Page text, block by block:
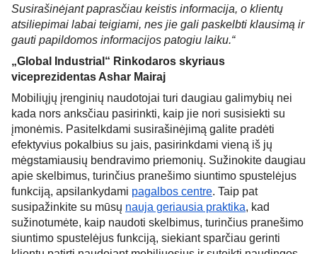
Susirašinėjant paprasčiau keistis informacija, o klientų
atsiliepimai labai teigiami, nes jie gali paskelbti klausimą ir
gauti papildomos informacijos patogiu laiku.“
„Global Industrial“ Rinkodaros skyriaus
viceprezidentas Ashar Mairaj
Mobiliųjų įrenginių naudotojai turi daugiau galimybių nei
kada nors anksčiau pasirinkti, kaip jie nori susisiekti su
įmonėmis. Pasitelkdami susirašinėjimą galite pradėti
efektyvius pokalbius su jais, pasirinkdami vieną iš jų
mėgstamiausių bendravimo priemonių. Sužinokite daugiau
apie skelbimus, turinčius pranešimo siuntimo spustelėjus
funkciją, apsilankydami pagalbos centre. Taip pat
susipažinkite su mūsų nauja geriausia praktika, kad
sužinotumėte, kaip naudoti skelbimus, turinčius pranešimo
siuntimo spustelėjus funkciją, siekiant sparčiau gerinti